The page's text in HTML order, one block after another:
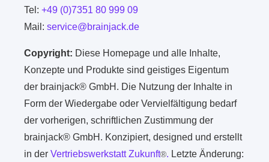
Tel:+49 (0)7351 80 999 09
Mail:service@brainjack.de
Copyright: Diese Homepage und alle Inhalte,
Konzepte und Produkte sind geistiges Eigentum
der brainjack® GmbH. Die Nutzung der Inhalte in
Form der Wiedergabe oder Vervielfältigung bedarf
der vorherigen, schriftlichen Zustimmung der
brainjack® GmbH. Konzipiert, designed und erstellt
in derVertriebswerkstatt Zukunft®. Letzte Änderung: